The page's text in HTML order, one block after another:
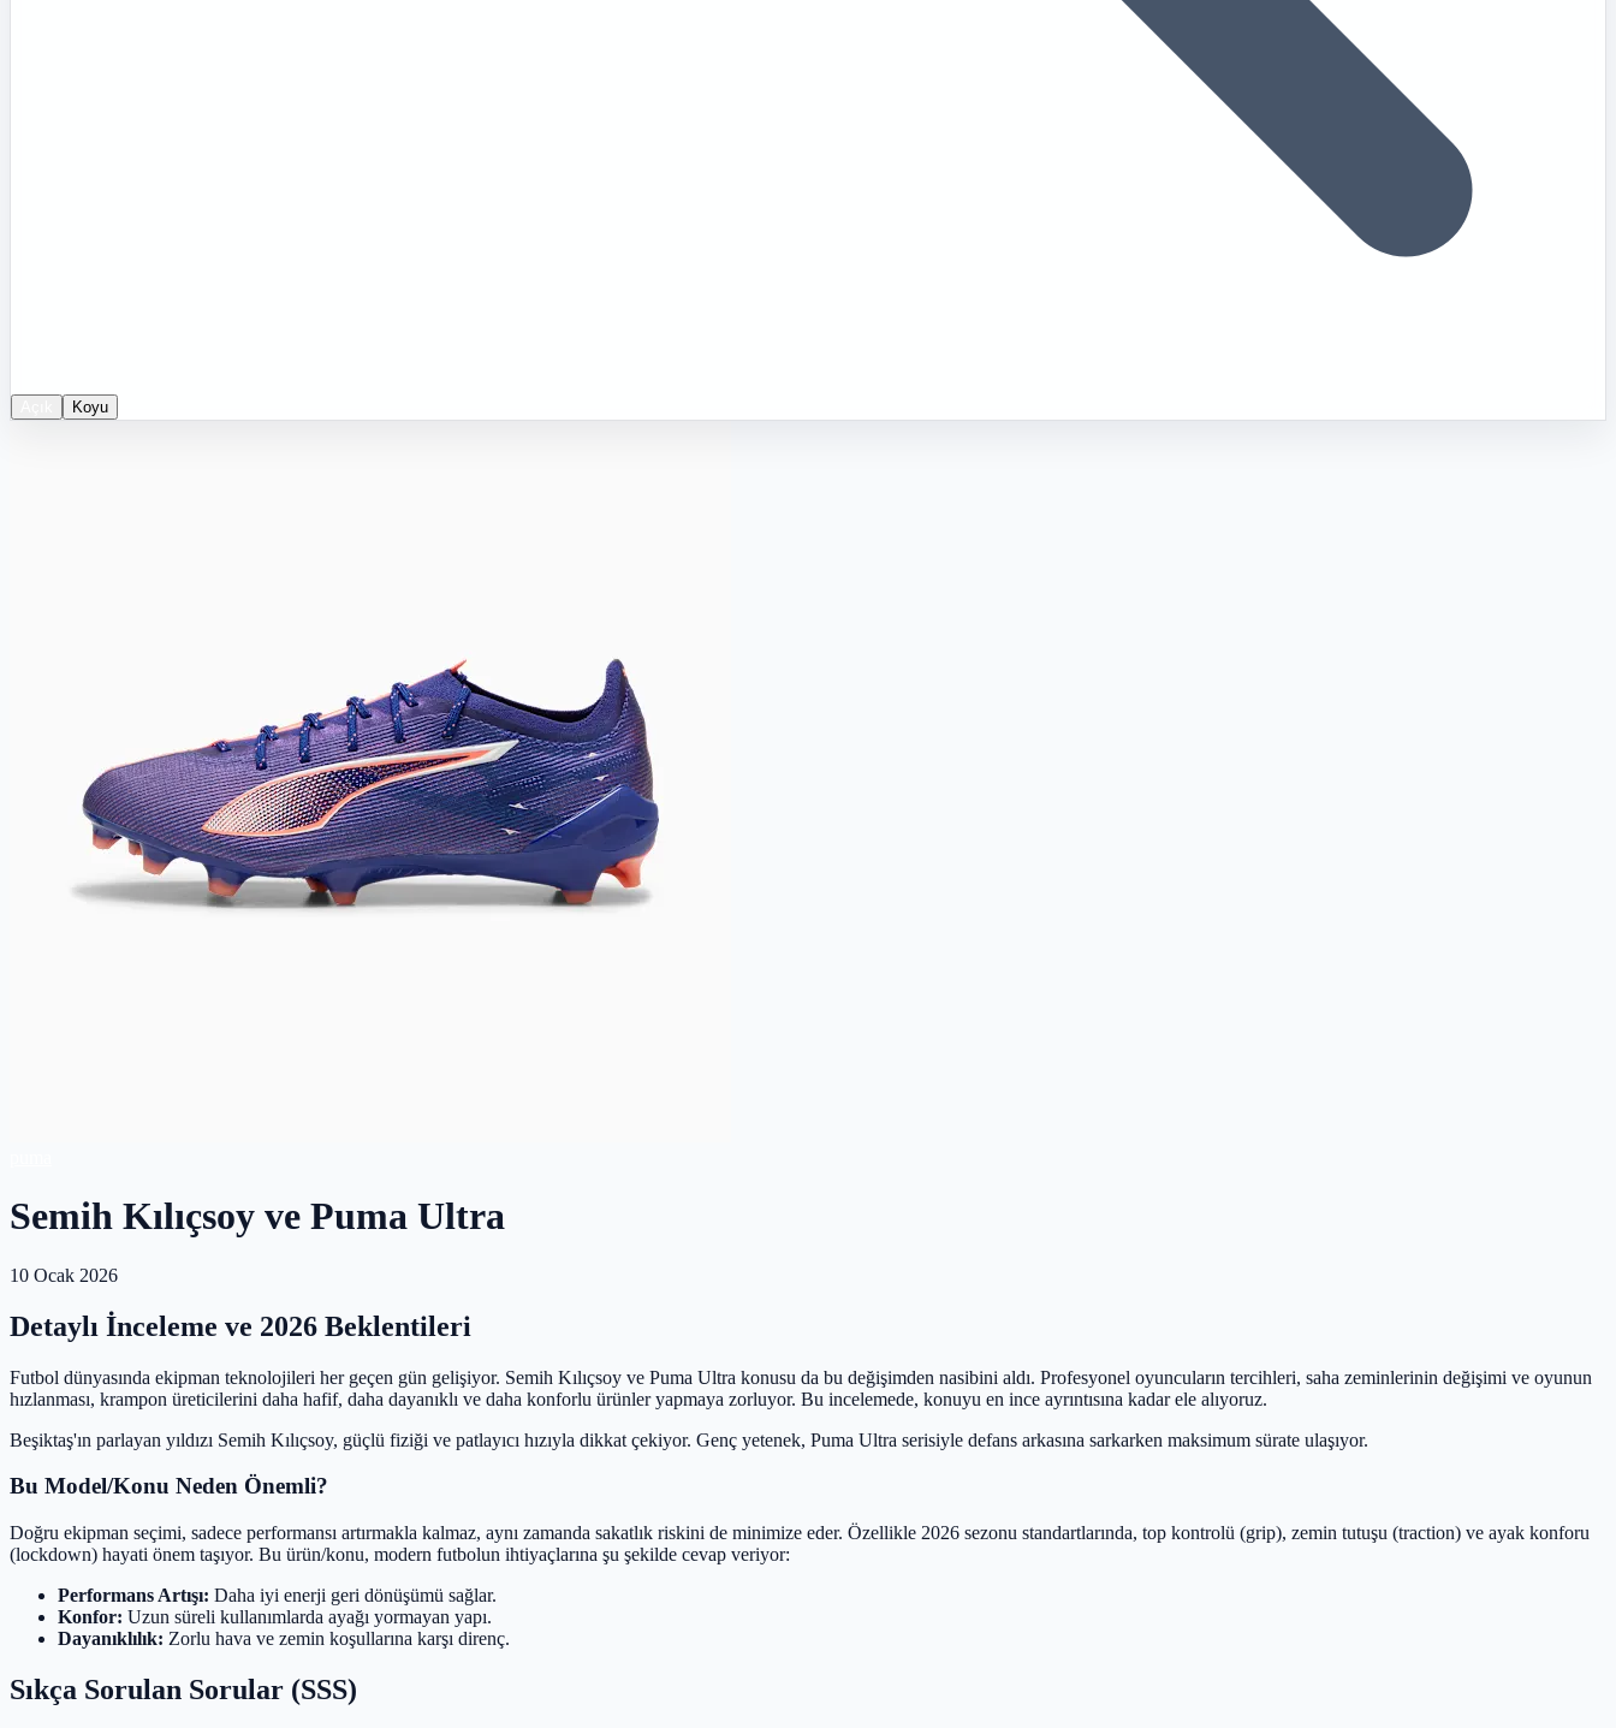
Koyu
Semih Kılıçsoy ve Puma Ultra
10 Ocak 2026
Detaylı İnceleme ve 2026 Beklentileri
Futbol dünyasında ekipman teknolojileri her geçen gün gelişiyor. Semih Kılıçsoy ve Puma Ultra konusu da bu değişimden nasibini aldı. Profesyonel oyuncuların tercihleri, saha zeminlerinin değişimi ve oyunun
hızlanması, krampon üreticilerini daha hafif, daha dayanıklı ve daha konforlu ürünler yapmaya zorluyor. Bu incelemede, konuyu en ince ayrıntısına kadar ele alıyoruz.
Beşiktaş'ın parlayan yıldızı Semih Kılıçsoy, güçlü fiziği ve patlayıcı hızıyla dikkat çekiyor. Genç yetenek, Puma Ultra serisiyle defans arkasına sarkarken maksimum sürate ulaşıyor.
Bu Model/Konu Neden Önemli?
Doğru ekipman seçimi, sadece performansı artırmakla kalmaz, aynı zamanda sakatlık riskini de minimize eder. Özellikle 2026 sezonu standartlarında, top kontrolü (grip), zemin tutuşu (traction) ve ayak konforu
(lockdown) hayati önem taşıyor. Bu ürün/konu, modern futbolun ihtiyaçlarına şu şekilde cevap veriyor:
Performans Artışı: Daha iyi enerji geri dönüşümü sağlar.
Konfor: Uzun süreli kullanımlarda ayağı yormayan yapı.
Dayanıklılık: Zorlu hava ve zemin koşullarına karşı direnç.
Sıkça Sorulan Sorular (SSS)